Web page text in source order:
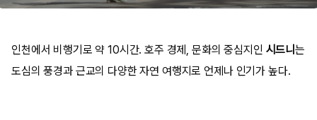
인천에서 비행기로 약 10시간. 호주 경제, 문화의 중심지인 시드니는
도심의 풍경과 근교의 다양한 자연 여행지로 언제나 인기가 높다.